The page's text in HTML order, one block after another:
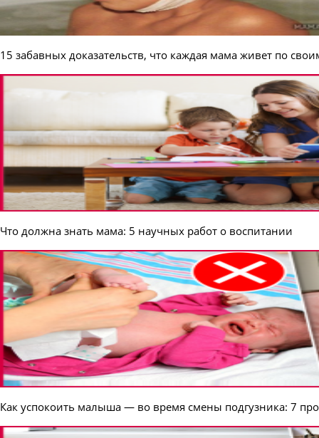
15 забавных доказательств, что каждая мама живет по
Что должна знать мама: 5 научных работ о воспитании
Как успокоить малыша — во время смены подгузника: 7